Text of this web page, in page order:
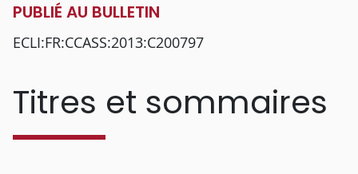
PUBLIÉ AU BULLETIN
ECLI:FR:CCASS:2013:C200797
Titres et sommaires